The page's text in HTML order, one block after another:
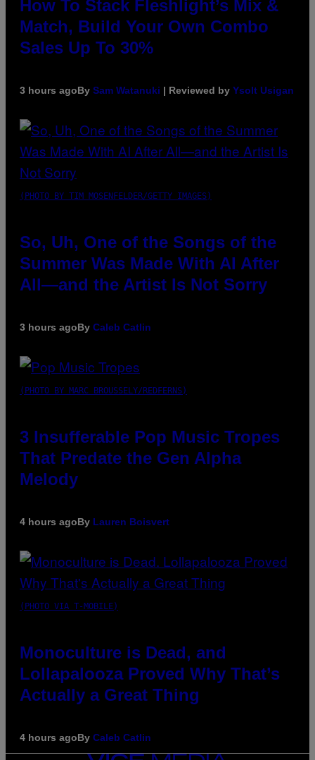
How To Stack Fleshlight’s Mix &
Match, Build Your Own Combo
Sales Up To 30%
3 hours agoBy Sam Watanuki | Reviewed by Ysolt Usigan
(PHOTO BY TIM MOSENFELDER/GETTY IMAGES)
So, Uh, One of the Songs of the
Summer Was Made With AI After
All—and the Artist Is Not Sorry
3 hours agoBy Caleb Catlin
(PHOTO BY MARC BROUSSELY/REDFERNS)
3 Insufferable Pop Music Tropes
That Predate the Gen Alpha
Melody
4 hours agoBy Lauren Boisvert
(PHOTO VIA T-MOBILE)
Monoculture is Dead, and
Lollapalooza Proved Why That’s
Actually a Great Thing
4 hours agoBy Caleb Catlin